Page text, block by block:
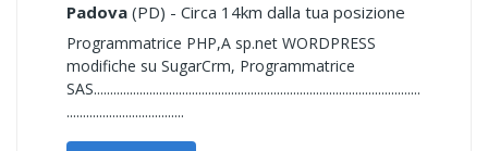
Padova (PD) - Circa 14km dalla tua posizione
Programmatrice PHP,A sp.net WORDPRESS
modifiche su SugarCrm, Programmatrice
SAS....................................................................................................
....................................